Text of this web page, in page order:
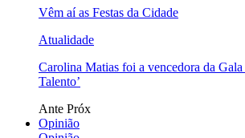
Vêm aí as Festas da Cidade
Atualidade
Carolina Matias foi a vencedora da
Talento’
Ante Próx
Opinião